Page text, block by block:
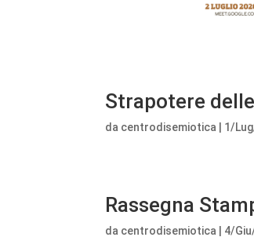
Strapotere
da centrodisemiotica 1/
Rassegna
da centrodisemiotica 4/